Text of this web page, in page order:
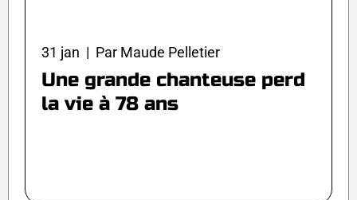
31 jan | Par Maude Pelletier
Une grande chanteuse perd
la vie à 78 ans